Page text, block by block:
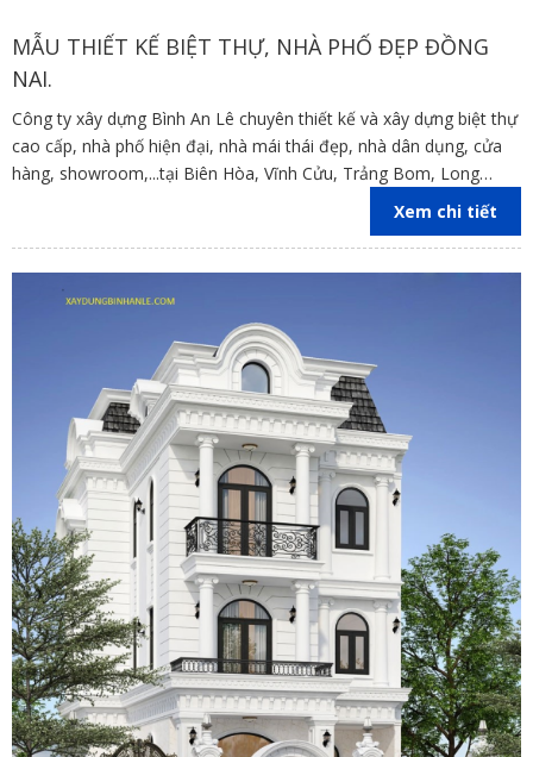
MẪU THIẾT KẾ BIỆT THỰ, NHÀ PHỐ ĐẸP ĐỒNG
NAI.
Công ty xây dựng Bình An Lê chuyên thiết kế và xây dựng biệt thự
cao cấp, nhà phố hiện đại, nhà mái thái đẹp, nhà dân dụng, cửa
hàng, showroom,...tại Biên Hòa, Vĩnh Cửu, Trảng Bom, Long
Thành,Nhơn Trạch , Định Quán, Cẩm Mỹ, Tân Phú, Xuân Lộc ,
Xem chi tiết